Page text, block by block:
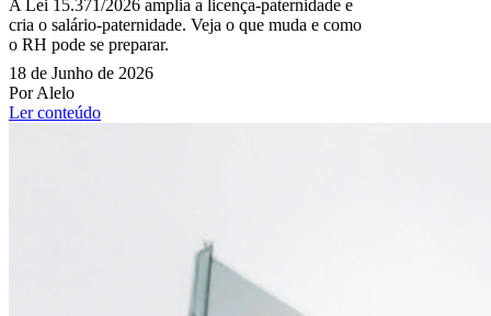
A Lei 15.371/2026 amplia a licença-paternidade e
cria o salário-paternidade. Veja o que muda e como
o RH pode se preparar.
18 de Junho de 2026
Por Alelo
Ler conteúdo